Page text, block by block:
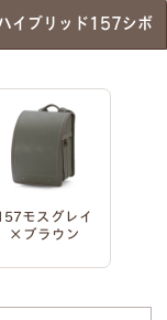
イブリッド157シボ
モスグレイ
×ブラウン
文字にお間
略称 明朝体